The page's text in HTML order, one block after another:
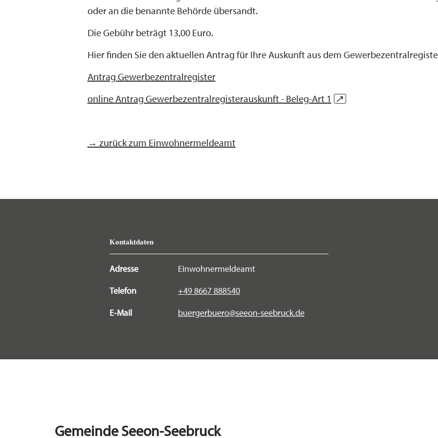
oder an die benannte Behörde übersandt.
Die Gebühr beträgt 13,00 Euro.
Hier finden Sie den aktuellen Antrag für Ihre Auskunft aus dem
Antrag Gewerbezentralregister
online Antrag Gewerbezentralregisterauskunft - Beleg-Art 1 ↗
→ zurück zum Einwohnermeldeamt
Kontaktdaten
Adresse
Einwohnermeldeamt
Telefon
+49 8667 888540
E-Mail
buergerbuero@seeon-seebruck.de
Gemeinde Seeon-Seebruck